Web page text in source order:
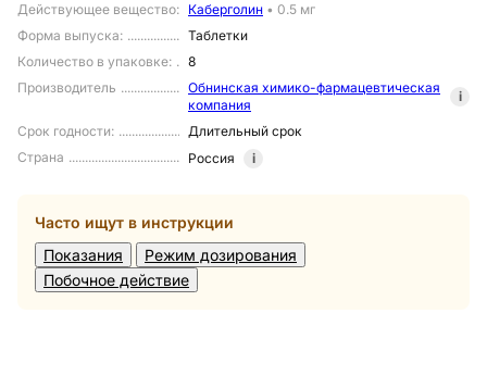
Действующее вещество: Каберголин • 0.5 мг
Форма выпуска:
Таблетки
Количество в упаковке:
8
Производитель
Обнинская химико-фармацевтическая
компания
i
Срок годности:
Длительный срок
Страна
Россия i
Часто ищут в инструкции
Показания
Режим дозирования
Побочное действие